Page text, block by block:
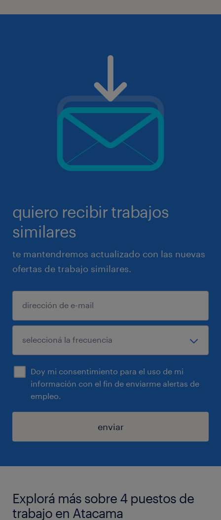
quiero recibir trabajos
similares
te mantendremos actualizado con las nuevas
ofertas de trabajo similares.
Doy mi consentimiento para el uso de mi
información con el fin de enviarme alertas de
empleo.
enviar
Explorá más sobre 4 puestos de
trabajo en Atacama